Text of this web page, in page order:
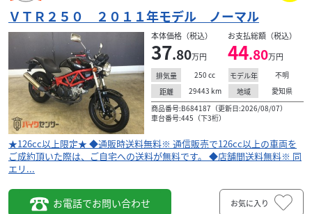
ドラッグスター２５０ ２０１３年モデル カスタムマ
フラー
本体価格:59.80 （税込）
★126cc以上限定★ ◆通販時送料無料※ 通信販売で126cc以
上の車両をご成約頂いた際は、ご自宅への送料が無料で
す。 ◆店舗間送料無料※ 同エリ...
ＶＴＲ２５０ ２０１１年モデル ノーマル
本体価格（税込）
37.80万円
お支払総額（税込）
44.80万円
排気量 250 cc モデル年
不明
距離
29443 km 地域
愛知県
商品番号:B684187（更新日:2026/08/07）
車台番号:445（下3桁）
★126cc以上限定★ ◆通販時送料無料※ 通信販売で126cc以上の車両を
ご成約頂いた際は、ご自宅への送料が無料です。 ◆店舗間送料無料※ 同
エリ...
お電話でお問い合わせ お気に入り